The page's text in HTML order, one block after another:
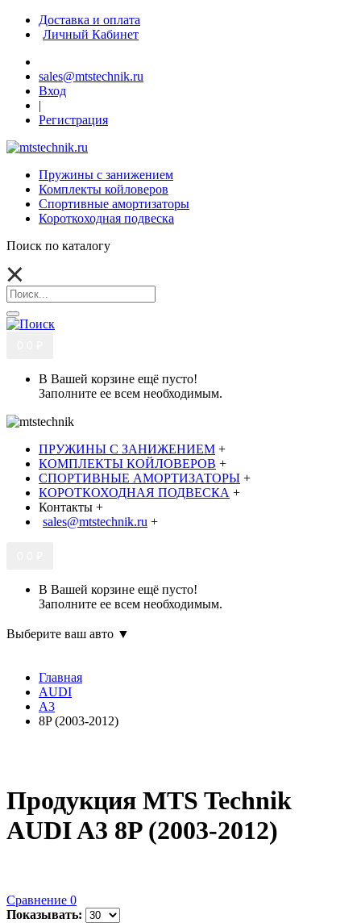
Доставка и оплата
Личный Кабинет
sales@mtstechnik.ru
Вход
|
Регистрация
Пружины с занижением
Комплекты койловеров
Спортивные амортизаторы
Короткоходная подвеска
Поиск по каталогу
В Вашей корзине ещё пусто!
Заполните ее всем необходимым.
ПРУЖИНЫ С ЗАНИЖЕНИЕМ +
КОМПЛЕКТЫ КОЙЛОВЕРОВ +
СПОРТИВНЫЕ АМОРТИЗАТОРЫ +
КОРОТКОХОДНАЯ ПОДВЕСКА +
Контакты +
sales@mtstechnik.ru +
В Вашей корзине ещё пусто!
Заполните ее всем необходимым.
Выберите ваш авто ▼
Главная
AUDI
A3
8P (2003-2012)
Продукция MTS Technik
AUDI A3 8P (2003-2012)
Сравнение 0
Показывать: